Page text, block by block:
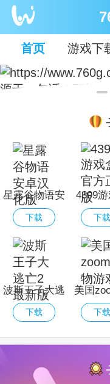
首页 游戏下
星露谷物语安
卓汉化版
下载
4399
官方下载
波斯王子大逃
亡2最新版
下载
美国
物游
下载